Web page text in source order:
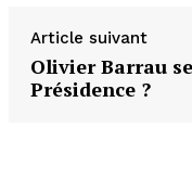
Article suivant
Olivier Barrau
Présidence ?